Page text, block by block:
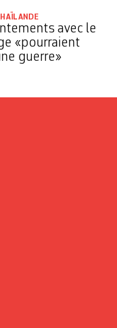
avec le
«pourraient
guerre»